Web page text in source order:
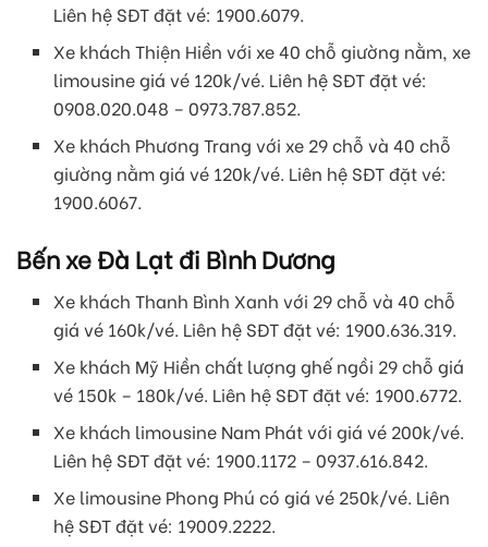
Liên hệ SĐT đặt vé: 1900.6079.
Xe khách Thiện Hiền với xe 40 chỗ giường nằm, xe
limousine giá vé 120k/vé. Liên hệ SĐT đặt vé:
0908.020.048 – 0973.787.852.
Xe khách Phương Trang với xe 29 chỗ và 40 chỗ
giường nằm giá vé 120k/vé. Liên hệ SĐT đặt vé:
1900.6067.
Bến xe Đà Lạt đi Bình Dương
Xe khách Thanh Bình Xanh với 29 chỗ và 40 chỗ
giá vé 160k/vé. Liên hệ SĐT đặt vé: 1900.636.319.
Xe khách Mỹ Hiền chất lượng ghế ngồi 29 chỗ giá
vé 150k – 180k/vé. Liên hệ SĐT đặt vé: 1900.6772.
Xe khách limousine Nam Phát với giá vé 200k/vé.
Liên hệ SĐT đặt vé: 1900.1172 – 0937.616.842.
Xe limousine Phong Phú có giá vé 250k/vé. Liên
hệ SĐT đặt vé: 19009.2222.